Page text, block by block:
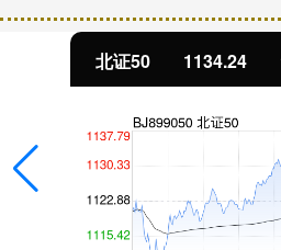
北证50 1134.24